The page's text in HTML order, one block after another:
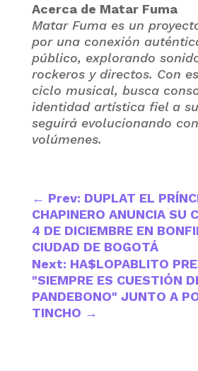
Acerca de Matar Fuma
Matar Fuma es un
por una conexión
público, explorando
rockeros y directos. Con
ciclo musical, busca
identidad artística fiel a
seguirá evolucionando
volúmenes.
← Prev: DUPLAT EL
CHAPINERO ANUNCIA SU
4 DE DICIEMBRE EN
CIUDAD DE BOGOTÁ
Next: HA$LOPABLITO
"SIEMPRE ES CUESTIÓN
PANDEBONO" JUNTO A
TINCHO →